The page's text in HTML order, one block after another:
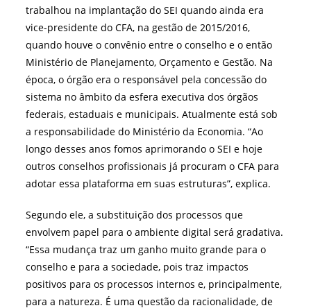
trabalhou na implantação do SEI quando ainda era
vice-presidente do CFA, na gestão de 2015/2016,
quando houve o convênio entre o conselho e o então
Ministério de Planejamento, Orçamento e Gestão. Na
época, o órgão era o responsável pela concessão do
sistema no âmbito da esfera executiva dos órgãos
federais, estaduais e municipais. Atualmente está sob
a responsabilidade do Ministério da Economia. “Ao
longo desses anos fomos aprimorando o SEI e hoje
outros conselhos profissionais já procuram o CFA para
adotar essa plataforma em suas estruturas”, explica.
Segundo ele, a substituição dos processos que
envolvem papel para o ambiente digital será gradativa.
“Essa mudança traz um ganho muito grande para o
conselho e para a sociedade, pois traz impactos
positivos para os processos internos e, principalmente,
para a natureza. É uma questão da racionalidade, de